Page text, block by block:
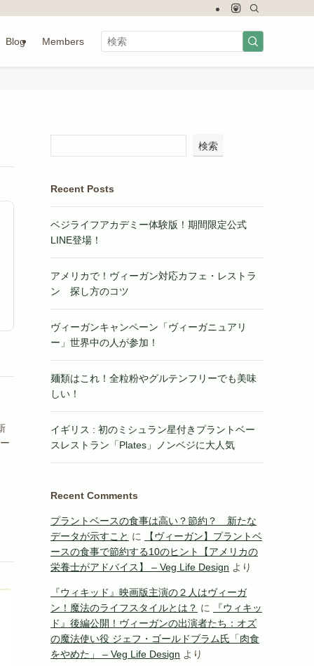
Blog Members
検索
Recent Posts
ベジライフアカデミー体験版！期間限定公式
LINE登場！
アメリカで！ヴィーガン対応カフェ・レストラ
ン 探し方のコツ
ヴィーガンキャンペーン「ヴィーガニュアリ
ー」世界中の人が参加！
麺類はこれ！全粒粉やグルテンフリーでも美味
しい！
イギリス : 初のミシュラン星付きプラントベー
スレストラン「Plates」ノンベジに大人気
Recent Comments
プラントベースの食事は高い？節約？ 新たな
データが示すこと に
【ヴィーガン】プラントベ
ースの食事で節約する10のヒント【アメリカの
栄養士がアドバイス】 – Veg Life Design より
『ウィキッド』映画版主演の２人はヴィーガ
ン！魔法のライフスタイルとは？ に
『ウィキッ
ド』後編公開！ヴィーガンの出演者たち：オズ
の魔法使い役 ジェフ・ゴールドブラム氏「肉食
をやめた」 – Veg Life Design より